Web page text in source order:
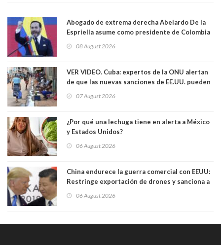
Abogado de extrema derecha Abelardo De la
Espriella asume como presidente de Colombia
08 August 2026
VER VIDEO. Cuba: expertos de la ONU alertan
de que las nuevas sanciones de EE.UU. pueden
07 August 2026
¿Por qué una lechuga tiene en alerta a México
y Estados Unidos?
06 August 2026
China endurece la guerra comercial con EEUU:
Restringe exportación de drones y sanciona a
06 August 2026